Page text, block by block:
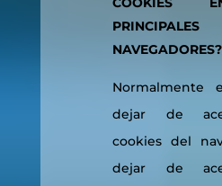
PRINCIPALES
NAVEGADORES?
Normalmente
dejar de
cookies del
dejar de